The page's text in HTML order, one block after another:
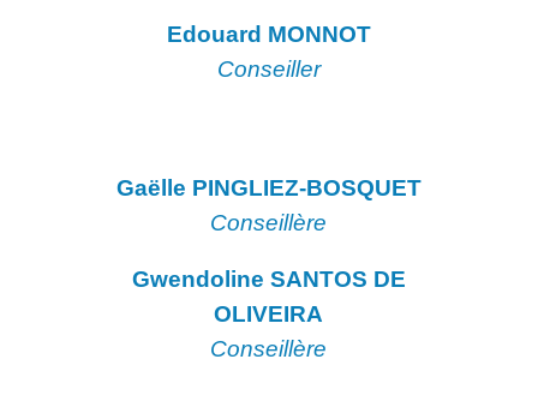
Edouard MONNOT
Conseiller
Gaëlle PINGLIEZ-BOSQUET
Conseillère
Gwendoline SANTOS DE
OLIVEIRA
Conseillère